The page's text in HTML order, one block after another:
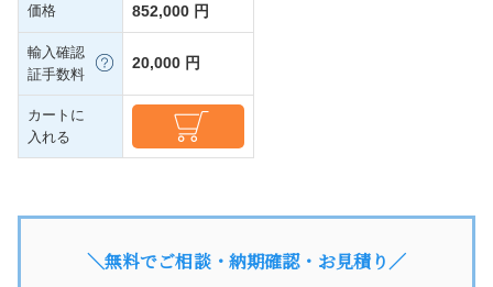
価格 852,000 円
輸入確認
証手数料
20,000 円
カートに
入れる
＼無料でご相談・納期確認・お見積り／